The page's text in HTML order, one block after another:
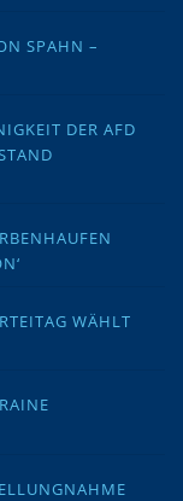
SPAHN –
DER AFD
WÄHLT